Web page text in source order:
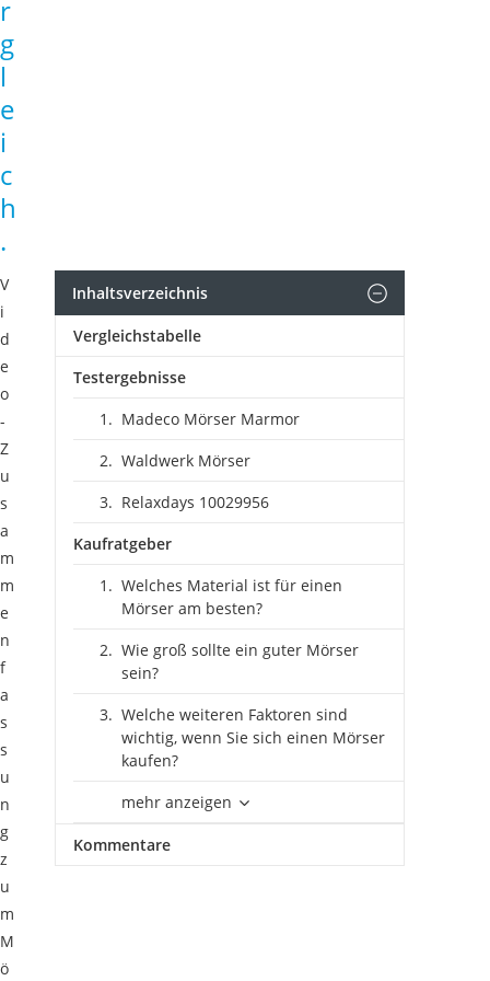
r
g
l
e
i
c
h
.
V
i
d
e
o
-
Z
u
s
a
m
m
e
n
f
a
s
s
u
n
g
z
u
m
M
ö
Inhaltsverzeichnis
Vergleichstabelle
Testergebnisse
Madeco Mörser Marmor
Waldwerk Mörser
Relaxdays 10029956
Kaufratgeber
Welches Material ist für einen
Mörser am besten?
Wie groß sollte ein guter Mörser
sein?
Welche weiteren Faktoren sind
wichtig, wenn Sie sich einen Mörser
kaufen?
mehr anzeigen
Kommentare